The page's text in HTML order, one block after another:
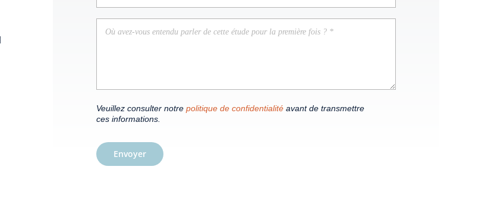
Veuillez consulter notre politique de confidentialité avant de transmettre
ces informations.
Envoyer